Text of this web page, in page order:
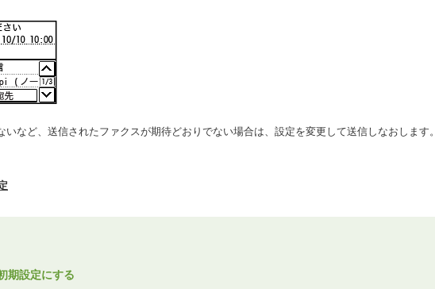
いなど、送信されたファクスが期待どおりでない場合は、設定を変更して送信しなおします。
期設定にする